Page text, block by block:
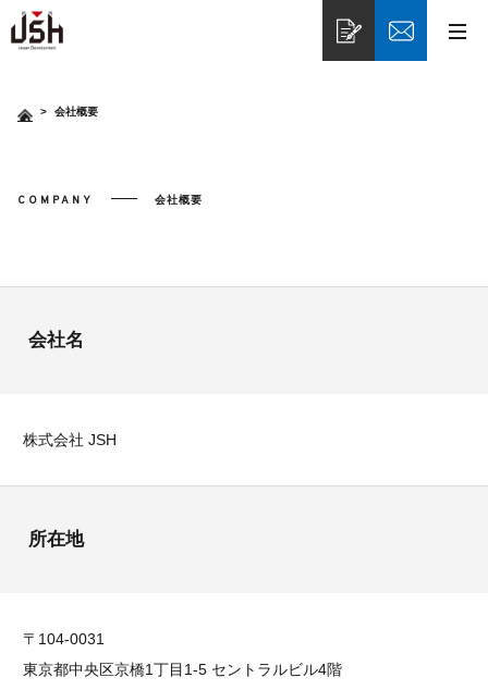
> 会社概要
COMPANY 会社概要
会社名
株式会社 JSH
所在地
〒104-0031
東京都中央区京橋1丁目1-5 セントラルビル4階